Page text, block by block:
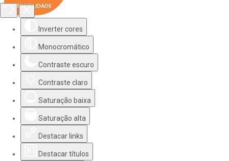
Inverter cores
Monocromático
Contraste escuro
Contraste claro
Saturação baixa
Saturação alta
Destacar links
Destacar títulos